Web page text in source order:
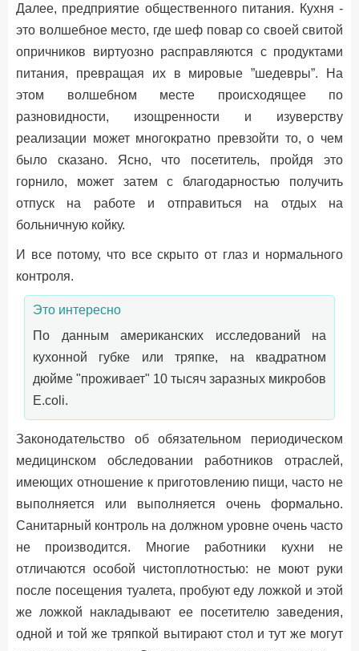
Далее, предприятие общественного питания. Кухня -
это волшебное место, где шеф повар со своей свитой
опричников виртуозно расправляются с продуктами
питания, превращая их в мировые ”шедевры”. На
этом волшебном месте происходящее по
разновидности, изощренности и изуверству
реализации может многократно превзойти то, о чем
было сказано. Ясно, что посетитель, пройдя это
горнило, может затем с благодарностью получить
отпуск на работе и отправиться на отдых на
больничную койку.
И все потому, что все скрыто от глаз и нормального
контроля.
Это интересно
По данным американских исследований на
кухонной губке или тряпке, на квадратном
дюйме "проживает" 10 тысяч заразных микробов
E.coli.
Законодательство об обязательном периодическом
медицинском обследовании работников отраслей,
имеющих отношение к приготовлению пищи, часто не
выполняется или выполняется очень формально.
Санитарный контроль на должном уровне очень часто
не производится. Многие работники кухни не
отличаются особой чистоплотностью: не моют руки
после посещения туалета, пробуют еду ложкой и этой
же ложкой накладывают ее посетителю заведения,
одной и той же тряпкой вытирают стол и тут же могут